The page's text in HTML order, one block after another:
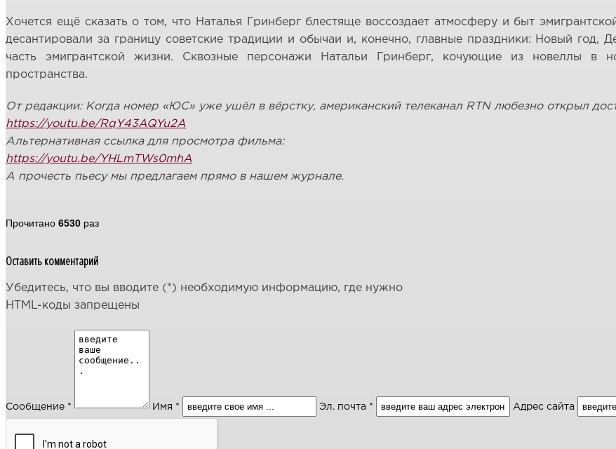
Хочется ещё сказать о том, что Наталья Гринберг блестяще воссоздает атмосферу и быт
десантировали за границу советские традиции и обычаи и, конечно, главные праздники: Новый год,
часть эмигрантской жизни. Сквозные персонажи Натальи Гринберг, кочующие из новеллы в
пространства.
От редакции: Когда номер «ЮС» уже ушёл в вёрстку, американский телеканал RTN любезно открыл
https://youtu.be/RqY43AQYu2A
Альтернативная ссылка для просмотра фильма:
https://youtu.be/YHLmTWs0mhA
А прочесть пьесу мы предлагаем прямо в нашем журнале.
Прочитано 6530 раз
Оставить комментарий
Убедитесь, что вы вводите (*) необходимую информацию, где нужно
HTML-коды запрещены
Сообщение * Имя * Эл. почта * Адрес сайта